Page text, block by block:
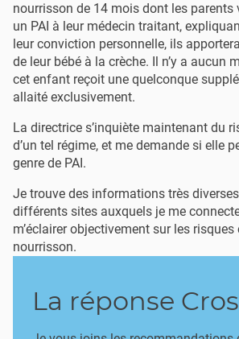
nourrisson de 14 mois dont les
un PAI à leur médecin traitant,
leur conviction personnelle, ils
de leur bébé à la crèche. Il n’y a aucun
cet enfant reçoit une quelconque
allaité exclusivement.
La directrice s’inquiète maintenant du
d’un tel régime, et me demande si elle
genre de PAI.
Je trouve des informations très
différents sites auxquels je me
m’éclairer objectivement sur les
nourrisson.
La réponse